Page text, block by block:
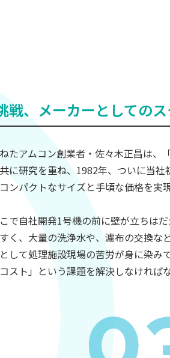
戦、メーカーとしての
たアムコン創業者・佐々木正昌は
に研究を重ね、1982年、ついに当
ンパクトなサイズと手頃な価格を
で自社開発1号機の前に壁が立ちは
く、大量の洗浄水や、濾布の交換な
して処理施設現場の苦労が身に染み
スト」という課題を解決しなければ